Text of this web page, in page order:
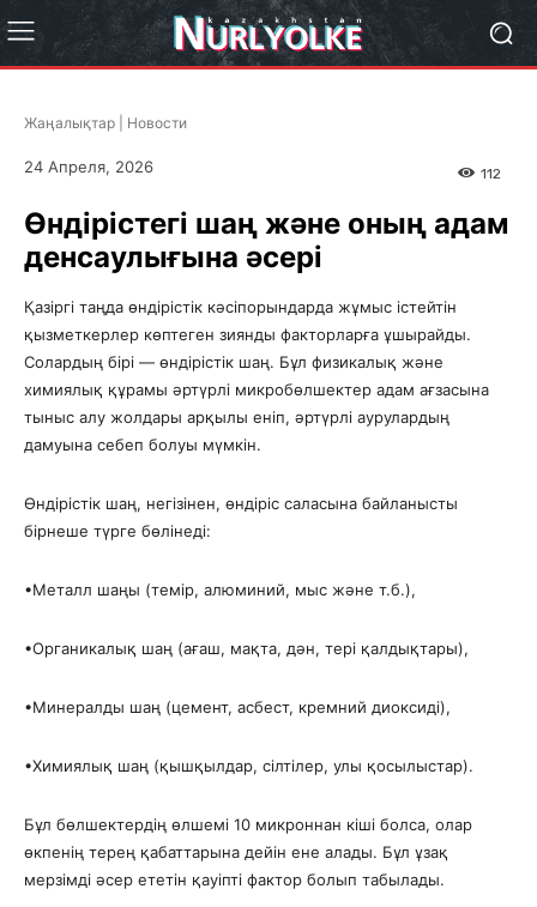
Жаңалықтар | Новости
24 Апреля, 2026 112
Өндірістегі шаң және оның адам
денсаулығына әсері
Қазіргі таңда өндірістік кәсіпорындарда жұмыс істейтін
қызметкерлер көптеген зиянды факторларға ұшырайды.
Солардың бірі — өндірістік шаң. Бұл физикалық және
химиялық құрамы әртүрлі микробөлшектер адам ағзасына
тыныс алу жолдары арқылы еніп, әртүрлі аурулардың
дамуына себеп болуы мүмкін.
Өндірістік шаң, негізінен, өндіріс саласына байланысты
бірнеше түрге бөлінеді:
​•​Металл шаңы (темір, алюминий, мыс және т.б.),
​•​Органикалық шаң (ағаш, мақта, дән, тері қалдықтары),
​•​Минералды шаң (цемент, асбест, кремний диоксиді),
​•​Химиялық шаң (қышқылдар, сілтілер, улы қосылыстар).
Бұл бөлшектердің өлшемі 10 микроннан кіші болса, олар
өкпенің терең қабаттарына дейін ене алады. Бұл ұзақ
мерзімді әсер ететін қауіпті фактор болып табылады.